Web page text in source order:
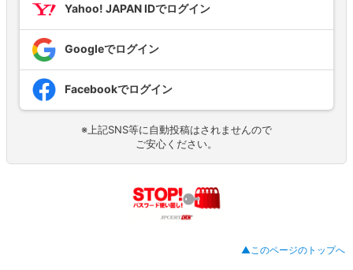
Yahoo! JAPAN IDでログイン
Googleでログイン
Facebookでログイン
※上記SNS等に自動投稿はされませんので
ご安心ください。
▲このページのトップへ